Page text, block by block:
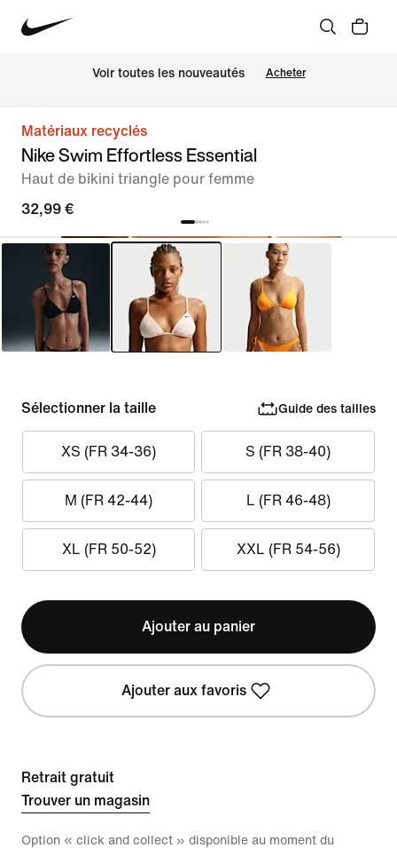
Voir toutes les nouveautés Acheter
Matériaux recyclés
Nike Swim Effortless Essential
Haut de bikini triangle pour femme
32,99 €
Sélectionner la taille Guide des tailles
XS (FR 34-36) S (FR 38-40)
M (FR 42-44) L (FR 46-48)
XL (FR 50-52) XXL (FR 54-56)
Ajouter au panier
Ajouter aux favoris
Retrait gratuit
Trouver un magasin
Option « click and collect » disponible au moment du